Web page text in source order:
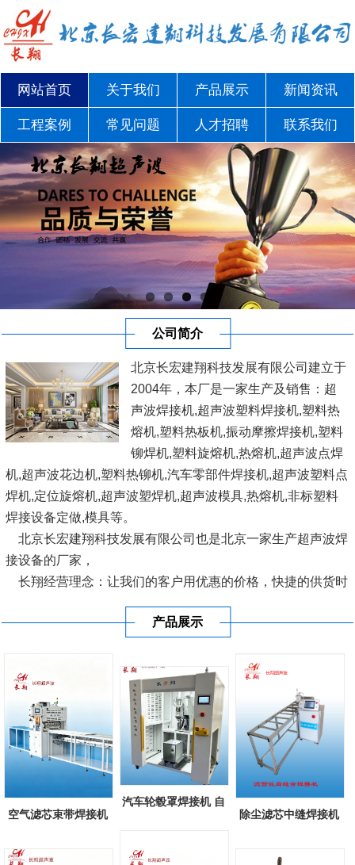
网站首页 关于我们 产品展示 新闻资讯
工程案例 常见问题 人才招聘 联系我们
公司简介
北京长宏建翔科技发展有限公司建立于
2004年，本厂是一家生产及销售：超
声波焊接机,超声波塑料焊接机,塑料热
熔机,塑料热板机,振动摩擦焊接机,塑料
铆焊机,塑料旋熔机,热熔机,超声波点焊
机,超声波花边机,塑料热铆机,汽车零部件焊接机,超声波塑料点
焊机,定位旋熔机,超声波塑焊机,超声波模具,热熔机,非标塑料
焊接设备定做,模具等。
北京长宏建翔科技发展有限公司也是北京一家生产超声波焊
接设备的厂家，
长翔经营理念：让我们的客户用优惠的价格，快捷的供货时
利联盟，共同开发完善塑料焊接设...
[查看详情]
产品展示
空气滤芯束带焊接机
汽车轮毂罩焊接机 自
除尘滤芯中缝焊接机